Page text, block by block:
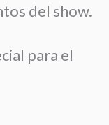
del show.
para el